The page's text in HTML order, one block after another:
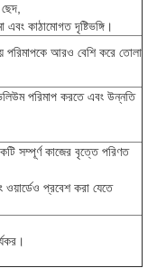
এবং কাঠামোগত দৃষ্টিভঙ্গি।
পরিমাপকে আরও বেশি করে তোলা
পরিমাপ করতে এবং উন্নতি
সম্পূর্ণ কাজের বৃত্তে পরিণত
ওয়ার্ডেও প্রবেশ করা যেতে